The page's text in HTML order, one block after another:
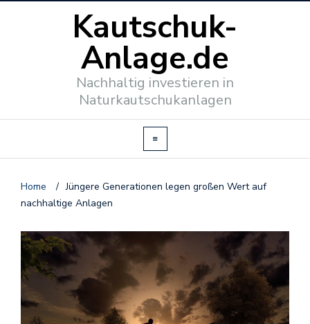
Kautschuk-
Anlage.de
Nachhaltig investieren in
Naturkautschukanlagen
Home / Jüngere Generationen legen großen Wert auf
nachhaltige Anlagen